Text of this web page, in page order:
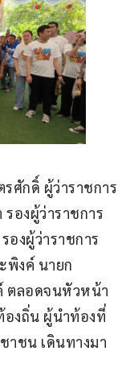
ศักดิ์ ผู้ว่าราชการ
องผู้ว่าราชการ
งผู้ว่าราชการ
พิงค์ นายก
ตลอดจนหัวหน้า
องถิ่น ผู้นำท้องที่
าชน เดินทางมา